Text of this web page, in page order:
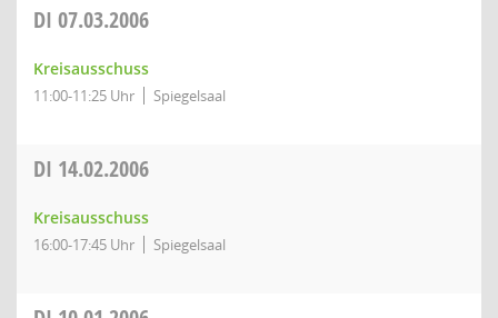
DI 07.03.2006
Kreisausschuss
11:00-11:25 Uhr Spiegelsaal
DI 14.02.2006
Kreisausschuss
16:00-17:45 Uhr Spiegelsaal